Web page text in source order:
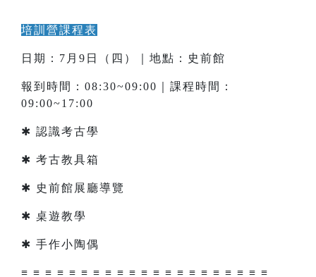
培訓營課程表
日期：7月9日（四）｜地點：史前館
報到時間：08:30~09:00｜課程時間：
09:00~17:00
✱ 認識考古學
✱ 考古教具箱
✱ 史前館展廳導覽
✱ 桌遊教學
✱ 手作小陶偶
≡ ≡ ≡ ≡ ≡ ≡ ≡ ≡ ≡ ≡ ≡ ≡ ≡ ≡ ≡ ≡ ≡ ≡ ≡ ≡ ≡